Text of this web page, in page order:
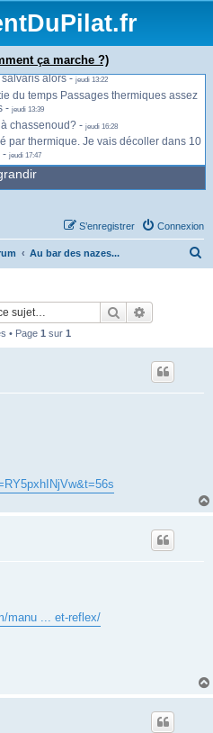
ça marche ?)
à présent à la Jasserie -
et vent qui se renforce -jeudi 13:13
migrer sur Salvaris -
salvaris alors -jeudi 13:22
du temps Passages thermiques assez
- jeudi 13:39
chassenoud? - jeudi 16:28
par thermique. Je vais décoller dans 10
- jeudi 17:47
Connexion
S’enregistrer
Au bar des nazes...
Rechercher
• Page 1 sur 1
manu ... et-reflex/